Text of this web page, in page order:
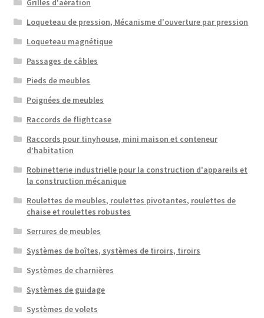
Loqueteau de pression, Mécanisme d'ouverture par pression
Loqueteau magnétique
Passages de câbles
Pieds de meubles
Poignées de meubles
Raccords de flightcase
Raccords pour tinyhouse, mini maison et conteneur
d’habitation
Robinetterie industrielle pour la construction d'appareils et
la construction mécanique
Roulettes de meubles, roulettes pivotantes, roulettes de
chaise et roulettes robustes
Serrures de meubles
Systèmes de boîtes, systèmes de tiroirs, tiroirs
Systèmes de charnières
Systèmes de guidage
Systèmes de volets